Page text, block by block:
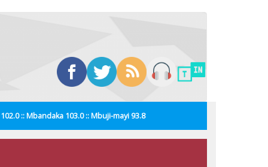
:: Mbandaka 103.0 :: Mbuji-mayi 93.8